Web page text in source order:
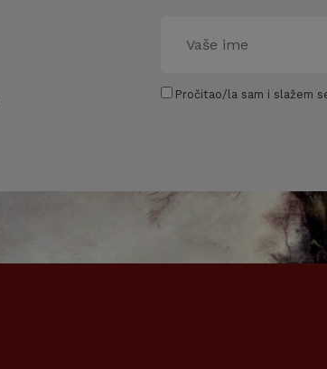
Pročitao/la sam i slažem